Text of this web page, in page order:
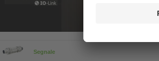
Segnale